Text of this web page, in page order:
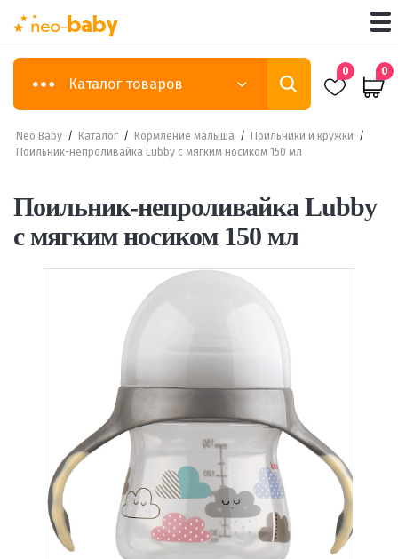
Каталог товаров
0 0
Neo Baby / Каталог / Кормление малыша / Поильники и кружки /
Поильник-непроливайка Lubby с мягким носиком 150 мл
Поильник-непроливайка Lubby
с мягким носиком 150 мл